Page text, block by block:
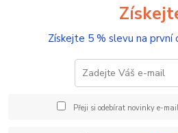
Máta peprná 5 ml
Získejte 5 % slevu na první
Přeji si odebírat novinky e-